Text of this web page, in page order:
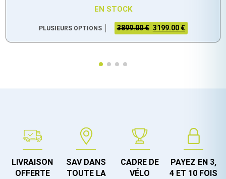
EN STOCK
PLUSIEURS OPTIONS 3899.00 € 3199.00 €
LIVRAISON
OFFERTE
SAV DANS
TOUTE LA
CADRE DE
VÉLO
PAYEZ EN 3,
4 ET 10 FOIS